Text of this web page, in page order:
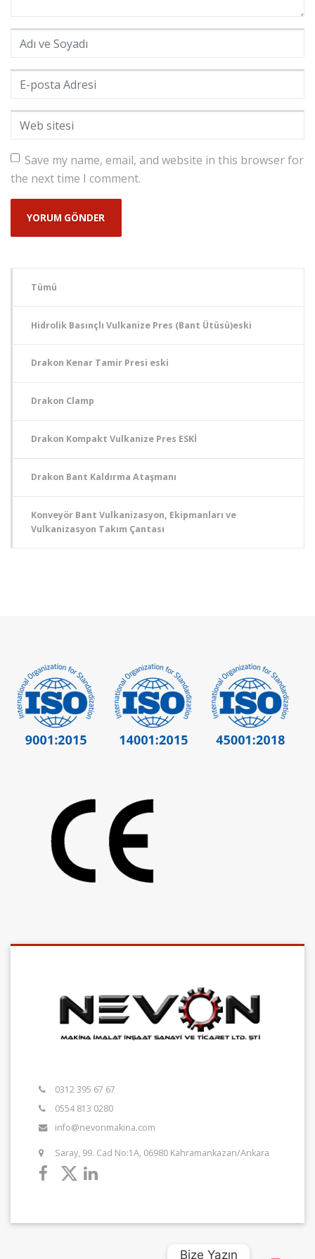
Adı ve Soyadı *
E-posta Adresi
Web sitesi
Save my name, email, and website in this browser for
the next time I comment.
Tümü
Hidrolik Basınçlı Vulkanize Pres (Bant Ütüsü)eski
Drakon Kenar Tamir Presi eski
Drakon Clamp
Drakon Kompakt Vulkanize Pres ESKİ
Drakon Bant Kaldırma Ataşmanı
Konveyör Bant Vulkanizasyon, Ekipmanları ve
Vulkanizasyon Takım Çantası
0312 395 67 67
0554 813 0280
info@nevonmakina.com
Saray, 99. Cad No:1A, 06980 Kahramankazan/Ankara
Bize Yazın